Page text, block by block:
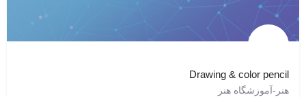
Drawing & color pencil
هنر-آموزشگاه هنر